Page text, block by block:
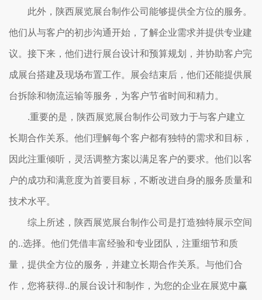
此外，陕西展览展台制作公司能够提供全方位的服务。
他们从与客户的初步沟通开始，了解企业需求并提供专业建
议。接下来，他们进行展台设计和预算规划，并协助客户完
成展台搭建及现场布置工作。展会结束后，他们还能提供展
台拆除和物流运输等服务，为客户节省时间和精力。
.重要的是，陕西展览展台制作公司致力于与客户建立
长期合作关系。他们理解每个客户都有独特的需求和目标，
因此注重倾听，灵活调整方案以满足客户的要求。他们以客
户的成功和满意度为首要目标，不断改进自身的服务质量和
技术水平。
综上所述，陕西展览展台制作公司是打造独特展示空间
的..选择。他们凭借丰富经验和专业团队，注重细节和质
量，提供全方位的服务，并建立长期合作关系。与他们合
作，您将获得..的展台设计和制作，为您的企业在展览中赢